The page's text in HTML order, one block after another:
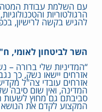
עם השלמת עבודת המטה
הרגולטוריות
להגיש בקשה לרישיון,
השר לביטחון לאומי,
“המדיניות שלי ברורה –
אזרחים יישאו נשק, כך
אזרחים עובדי צה"ל
המדינה, ואין שום סיבה
סביבתם גם מחוץ לשעות
המקצוע לקדם את